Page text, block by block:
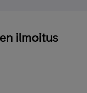
ilmoitus